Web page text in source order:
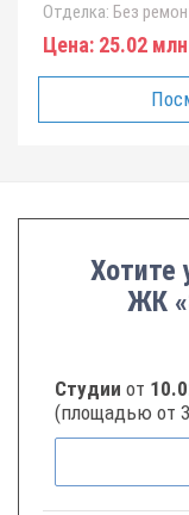
Отделка: Без
Цена: 25.02
Хотите
ЖК
Студии от
(площадью от